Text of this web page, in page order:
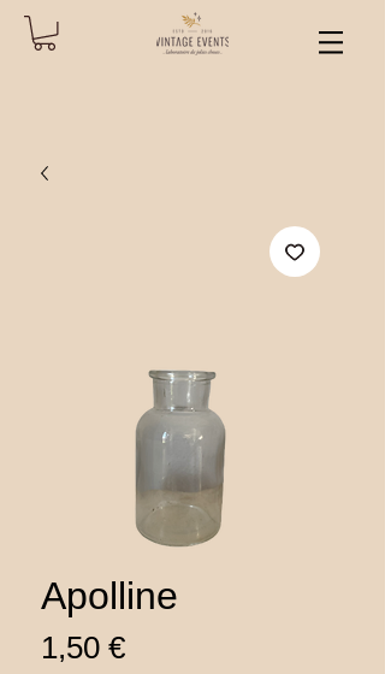
Apolline
1,50 €Prix